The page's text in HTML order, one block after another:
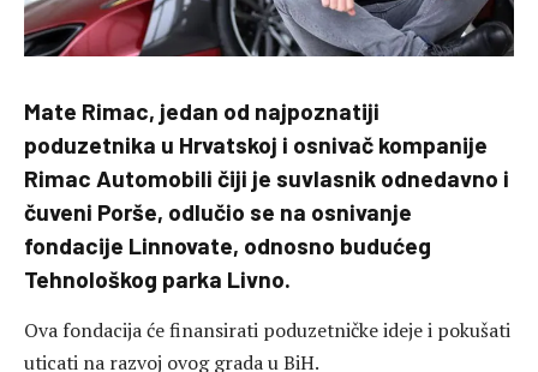
Mate Rimac, jedan od najpoznatiji
poduzetnika u Hrvatskoj i osnivač kompanije
Rimac Automobili čiji je suvlasnik odnedavno i
čuveni Porše, odlučio se na osnivanje
fondacije Linnovate, odnosno budućeg
Tehnološkog parka Livno.
Ova fondacija će finansirati poduzetničke ideje i pokušati
uticati na razvoj ovog grada u BiH.